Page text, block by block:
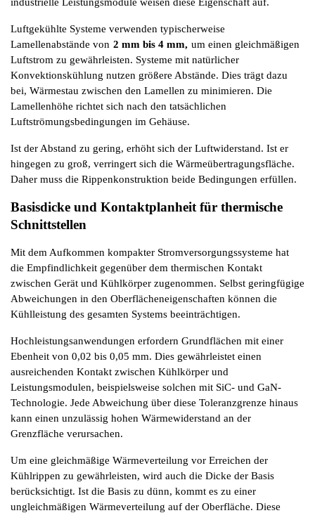
Luftgekühlte Systeme verwenden typischerweise
Lamellenabstände von 2 mm bis 4 mm, um einen gleichmäßigen
Luftstrom zu gewährleisten. Systeme mit natürlicher
Konvektionskühlung nutzen größere Abstände. Dies trägt dazu
bei, Wärmestau zwischen den Lamellen zu minimieren. Die
Lamellenhöhe richtet sich nach den tatsächlichen
Luftströmungsbedingungen im Gehäuse.
Ist der Abstand zu gering, erhöht sich der Luftwiderstand. Ist er
hingegen zu groß, verringert sich die Wärmeübertragungsfläche.
Daher muss die Rippenkonstruktion beide Bedingungen erfüllen.
Basisdicke und Kontaktplanheit für thermische
Schnittstellen
Mit dem Aufkommen kompakter Stromversorgungssysteme hat
die Empfindlichkeit gegenüber dem thermischen Kontakt
zwischen Gerät und Kühlkörper zugenommen. Selbst geringfügige
Abweichungen in den Oberflächeneigenschaften können die
Kühlleistung des gesamten Systems beeinträchtigen.
Hochleistungsanwendungen erfordern Grundflächen mit einer
Ebenheit von 0,02 bis 0,05 mm. Dies gewährleistet einen
ausreichenden Kontakt zwischen Kühlkörper und
Leistungsmodulen, beispielsweise solchen mit SiC- und GaN-
Technologie. Jede Abweichung über diese Toleranzgrenze hinaus
kann einen unzulässig hohen Wärmewiderstand an der
Grenzfläche verursachen.
Um eine gleichmäßige Wärmeverteilung vor Erreichen der
Kühlrippen zu gewährleisten, wird auch die Dicke der Basis
berücksichtigt. Ist die Basis zu dünn, kommt es zu einer
ungleichmäßigen Wärmeverteilung auf der Oberfläche. Diese